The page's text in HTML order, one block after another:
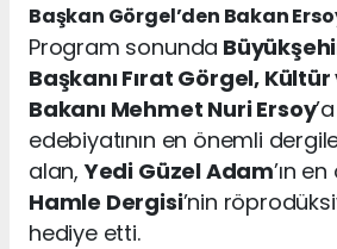
Başkan Görgel’den Bakan
Program sonunda
Başkanı Fırat Görgel,
Bakanı Mehmet Nuri Ersoy
edebiyatının en önemli
alan,Yedi Güzel Adam’ın
Hamle Dergisi’nin
hediye etti.